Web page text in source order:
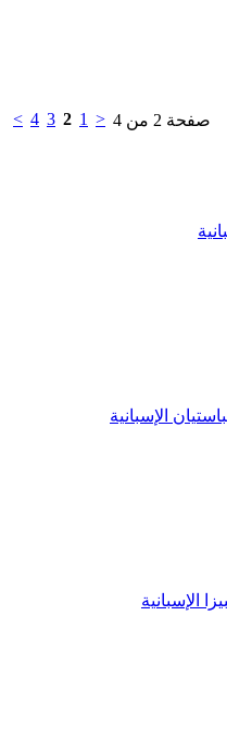
صفحة 2 من 4
<
1
2
3
4
>
الإسبانية